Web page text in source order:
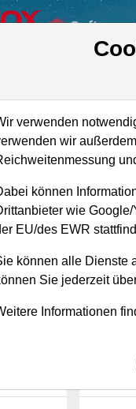
Software
B–Beijer
Ref zum
verwenden
wir
können
wie
EU/des EWR
können alle Dienste
Sie jederzeit
Informationen